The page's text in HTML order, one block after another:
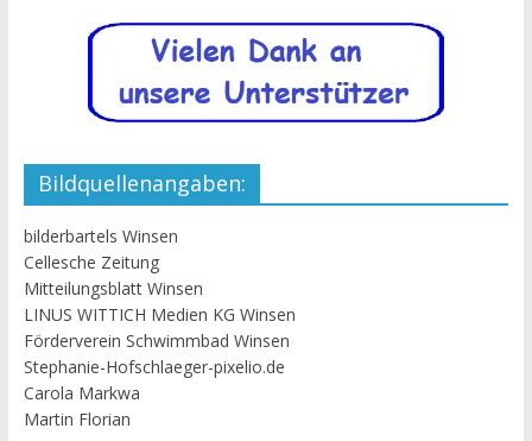
Bildquellenangaben:
bilderbartels Winsen
Cellesche Zeitung
Mitteilungsblatt Winsen
LINUS WITTICH Medien KG Winsen
Förderverein Schwimmbad Winsen
Stephanie-Hofschlaeger-pixelio.de
Carola Markwa
Martin Florian